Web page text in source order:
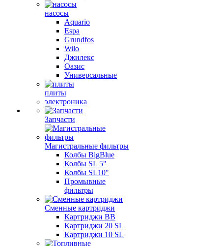
насосы
Aquario
Espa
Grundfos
Wilo
Джилекс
Оазис
Универсальные
плиты
электроника
Запчасти
Магистральные фильтры
Колбы BigBlue
Колбы SL 5"
Колбы SL10"
Промывные
фильтры
Сменные картриджи
Картриджи BB
Картриджи 20 SL
Картриджи 10 SL